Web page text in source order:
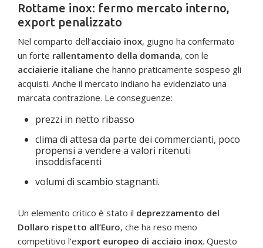
Rottame inox: fermo mercato interno,
export penalizzato
Nel comparto dell’acciaio inox, giugno ha confermato
un forte rallentamento della domanda, con le
acciaierie italiane che hanno praticamente sospeso gli
acquisti. Anche il mercato indiano ha evidenziato una
marcata contrazione. Le conseguenze:
prezzi in netto ribasso
clima di attesa da parte dei commercianti, poco
propensi a vendere a valori ritenuti
insoddisfacenti
volumi di scambio stagnanti.
Un elemento critico è stato il deprezzamento del
Dollaro rispetto all’Euro, che ha reso meno
competitivo l’export europeo di acciaio inox. Questo